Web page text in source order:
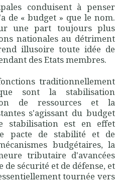
conduisent à penser
de « budget » que le nom.
une part toujours plus
nationales au détriment
illusoire toute idée de
des Etats membres.
traditionnellement
sont la stabilisation
de ressources et la
s'agissant du budget
stabilisation est en effet
pacte de stabilité et de
budgétaires, la
tributaire d'avancées
sécurité et de défense, et
tournée vers